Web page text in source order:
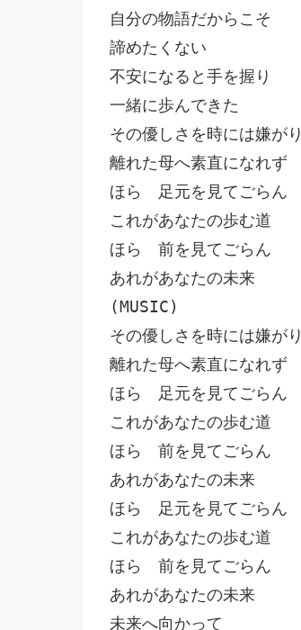
自分の物語だからこそ
諦めたくない
不安になると手を握り
一緒に歩んできた
その優しさを時には嫌がり
離れた母へ素直になれず
ほら　足元を見てごらん
これがあなたの歩む道
ほら　前を見てごらん
あれがあなたの未来
(MUSIC)
その優しさを時には嫌がり
離れた母へ素直になれず
ほら　足元を見てごらん
これがあなたの歩む道
ほら　前を見てごらん
あれがあなたの未来
ほら　足元を見てごらん
これがあなたの歩む道
ほら　前を見てごらん
あれがあなたの未来
未来へ向かって